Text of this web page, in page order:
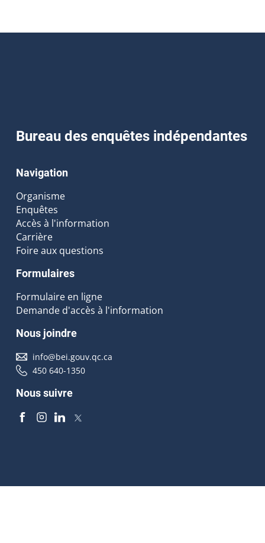
Bureau des enquêtes indépendantes
Navigation
Organisme
Enquêtes
Accès à l'information
Carrière
Foire aux questions
Formulaires
Formulaire en ligne
Demande d'accès à l'information
Nous joindre
info@bei.gouv.qc.ca
450 640-1350
Nous suivre